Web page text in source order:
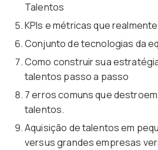
Talentos
KPIs e métricas que
Conjunto de tecnologias da
Como construir sua
talentos passo a passo
7 erros comuns que
talentos.
Aquisição de talentos em
versus grandes empresas